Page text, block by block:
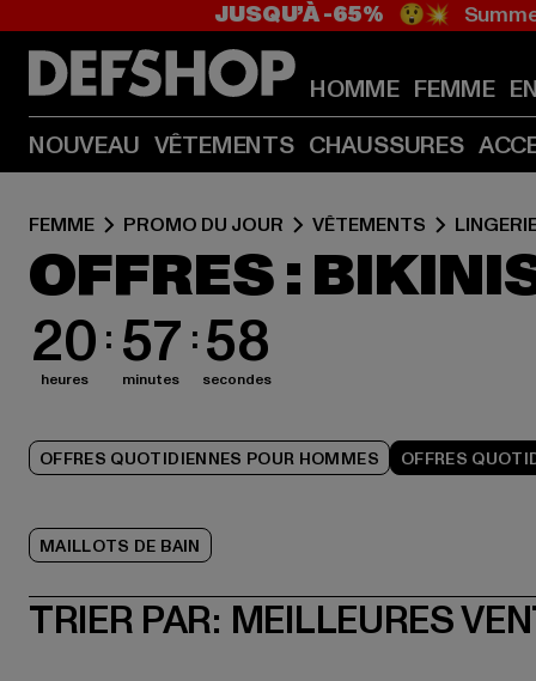
JUSQU’À -65% 😲💥
HOMME FEMME
NOUVEAU VÊTEMENTS CHAUSSURES
FEMME PROMO DU JOUR VÊTEMENTS
OFFRES :
20
heures 57
minutes 57
secondes
OFFRES QUOTIDIENNES POUR HOMMES OFFRES
MAILLOTS DE BAIN
TRIER PAR: MEILLEURES